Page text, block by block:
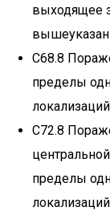
выходящее
C68.8
пределы
локализаций
C72.8
пределы
локализаций